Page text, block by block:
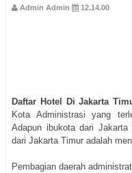
Admin Admin 12.14.00
Daftar Hotel Di Jakarta
Kota Administrasi yang
Adapun ibukota dari
dari Jakarta Timur adalah
Pembagian daerah